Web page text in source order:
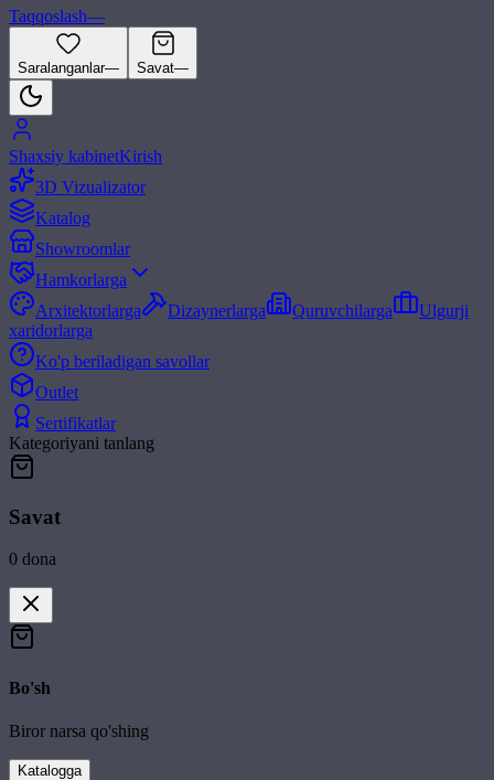
Taqqoslash—
Saralanganlar— Savat—
Shaxsiy kabinetKirish
3D Vizualizator
Katalog
Showroomlar
Hamkorlarga
Arxitektorlarga
Dizaynerlarga Quruvchilarga
Ulgurji
xaridorlarga
Ko'p beriladigan savollar
Outlet
Sertifikatlar
Kategoriyani tanlang
Savat
0 dona
Bo'sh
Biror narsa qo'shing
Katalogga